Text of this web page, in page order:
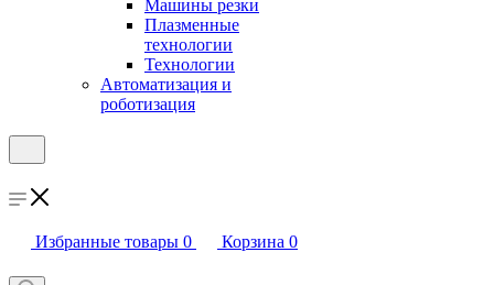
Машины резки
Плазменные
технологии
Технологии
Автоматизация и
роботизация
Избранные товары 0 Корзина 0